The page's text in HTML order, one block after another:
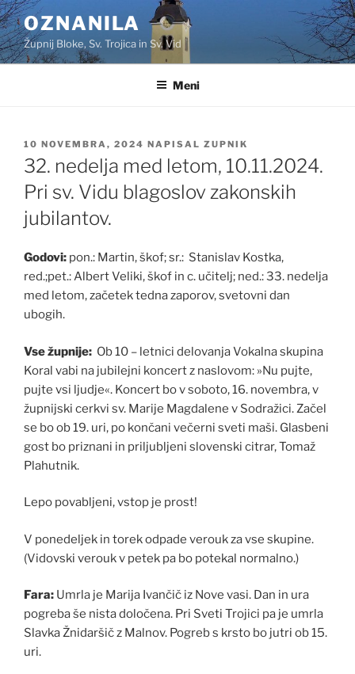
Skoči
na
vsebino
OZNANILA
Župnij Bloke, Sv. Trojica in Sv. Vid
Meni
OBJAVLJENO
DNE
10 NOVEMBRA, 2024 NAPISAL ZUPNIK
32. nedelja med letom, 10.11.2024.
Pri sv. Vidu blagoslov zakonskih
jubilantov.
Godovi: pon.: Martin, škof; sr.: Stanislav Kostka,
red.;pet.: Albert Veliki, škof in c. učitelj; ned.: 33. nedelja
med letom, začetek tedna zaporov, svetovni dan
ubogih.
Vse župnije: Ob 10 – letnici delovanja Vokalna skupina
Koral vabi na jubilejni koncert z naslovom: »Nu pujte,
pujte vsi ljudje«. Koncert bo v soboto, 16. novembra, v
župnijski cerkvi sv. Marije Magdalene v Sodražici. Začel
se bo ob 19. uri, po končani večerni sveti maši. Glasbeni
gost bo priznani in priljubljeni slovenski citrar, Tomaž
Plahutnik.
Lepo povabljeni, vstop je prost!
V ponedeljek in torek odpade verouk za vse skupine.
(Vidovski verouk v petek pa bo potekal normalno.)
Fara: Umrla je Marija Ivančič iz Nove vasi. Dan in ura
pogreba še nista določena. Pri Sveti Trojici pa je umrla
Slavka Žnidaršič z Malnov. Pogreb s krsto bo jutri ob 15.
uri.